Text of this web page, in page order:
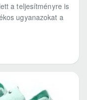
a teljesítményre is
ugyanazokat a